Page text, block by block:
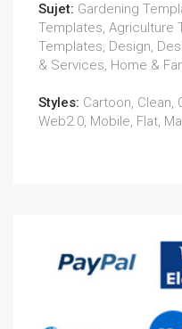
Sujet: Gardening
Templates, Agriculture
Templates, Design,
& Services, Home &
Styles: Cartoon, Clean,
Web2.0, Mobile, Flat,